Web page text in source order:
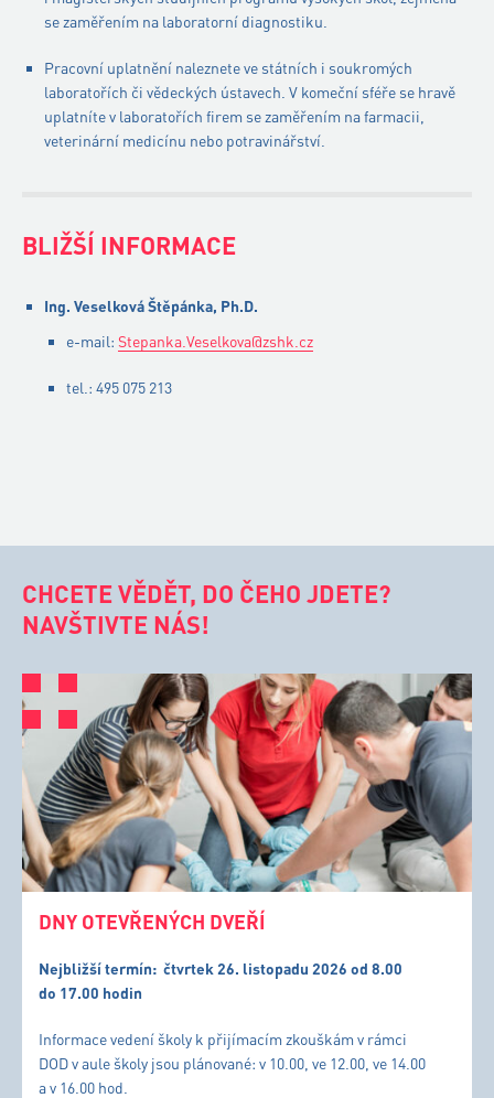
se zaměřením na laboratorní diagnostiku.
Pracovní uplatnění naleznete ve státních i soukromých
laboratořích či vědeckých ústavech. V komeční sféře se hravě
uplatníte v laboratořích firem se zaměřením na farmacii,
veterinární medicínu nebo potravinářství.
BLIŽŠÍ INFORMACE
Ing. Veselková Štěpánka, Ph.D.
e-mail: Stepanka.Veselkova@zshk.cz
tel.: 495 075 213
CHCETE VĚDĚT, DO ČEHO JDETE?
NAVŠTIVTE NÁS!
DNY OTEVŘENÝCH DVEŘÍ
Nejbližší termín: čtvrtek 26. listopadu 2026 od 8.00
do 17.00 hodin
Informace vedení školy k přijímacím zkouškám v rámci
DOD v aule školy jsou plánované: v 10.00, ve 12.00, ve 14.00
a v 16.00 hod.